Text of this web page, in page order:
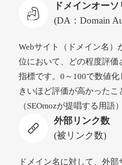
詳細を見
DA53 外部リンク数 430
詳細を見
dog-life-
ジャンルその他
外部リンク数393
入札 0件
ドメインオーソ
(DA：Domain
Webサイト（ドメイン名）
位において、どの程度評価
指標です。0～100で数値
きいほど評価が高かったこ
（SEOmozが提唱する用語）
外部リンク数
(被リンク数)
ドメイン名に対して、外